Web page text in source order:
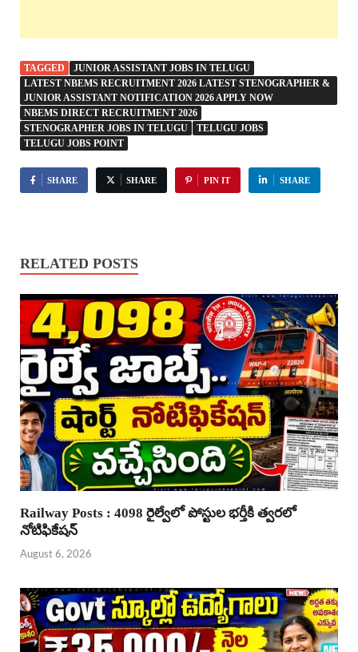
TAGGED
JUNIOR ASSISTANT JOBS IN TELUGU
LATEST NBEMS RECRUITMENT 2026 LATEST STENOGRAPHER &
JUNIOR ASSISTANT NOTIFICATION 2026 APPLY NOW
NBEMS DIRECT RECRUITMENT 2026
STENOGRAPHER JOBS IN TELUGU
TELUGU JOBS
TELUGU JOBS POINT
SHARE SHARE PIN IT SHARE
RELATED POSTS
Railway Posts : 4098 రైల్వేలో పోస్టుల భర్తీకి త్వరలో
నోటిఫికేషన్
August 6, 2026